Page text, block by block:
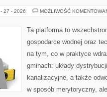
27 - 2026 MOŻLIWOŚĆ
Ta platforma to
gospodarce wodnej oraz
na tym, co w praktyce
gminach: układy
kanalizacyjne, a także
w sposób merytoryczny,